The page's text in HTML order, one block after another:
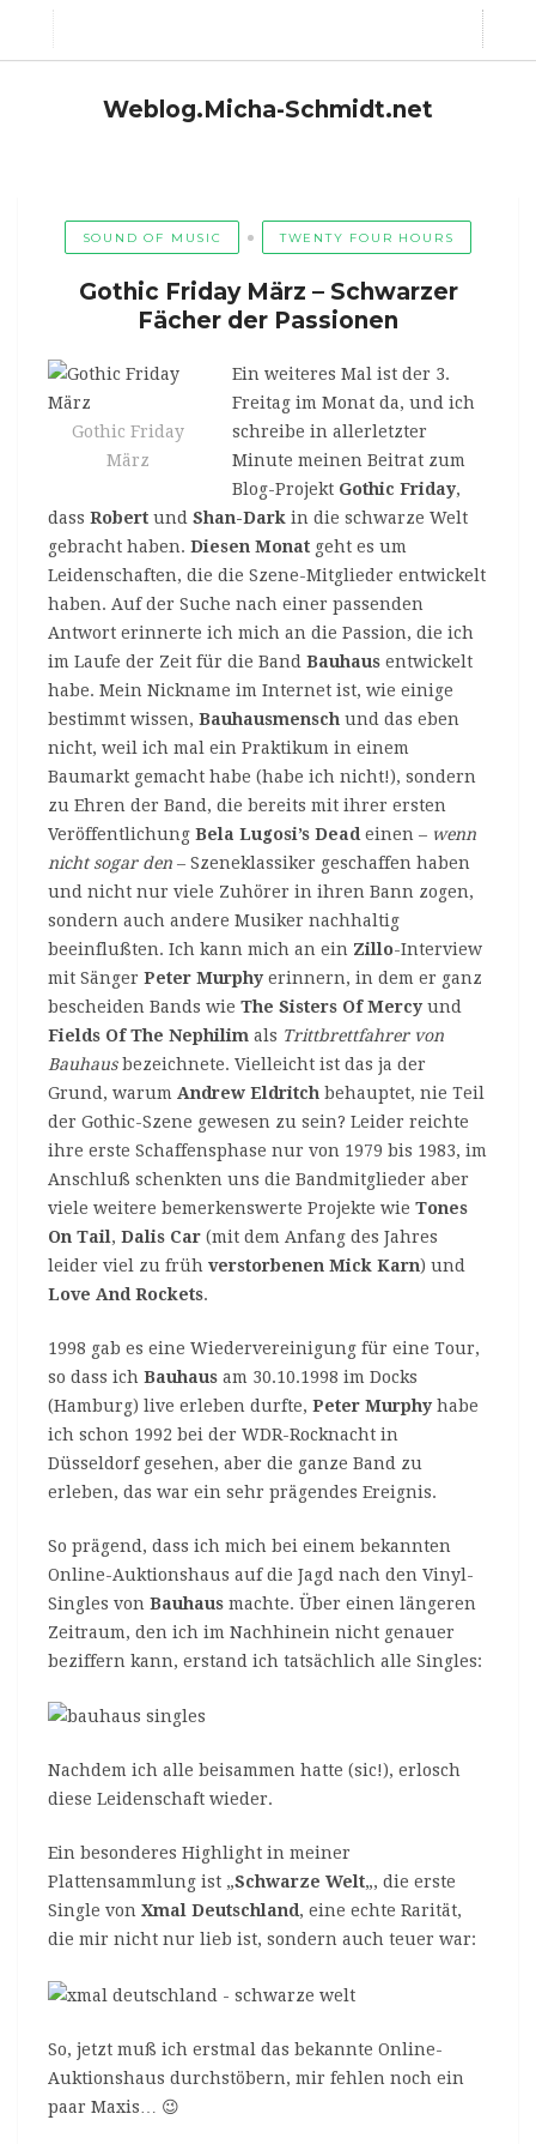
Weblog.Micha-Schmidt.net
SOUND OF MUSIC TWENTY FOUR HOURS
Gothic Friday März – Schwarzer
Fächer der Passionen
Gothic Friday
März
Ein weiteres Mal ist der 3.
Freitag im Monat da, und ich
schreibe in allerletzter
Minute meinen Beitrat zum
Blog-Projekt Gothic Friday,
dass Robert und Shan-Dark in die schwarze Welt
gebracht haben. Diesen Monat geht es um
Leidenschaften, die die Szene-Mitglieder entwickelt
haben. Auf der Suche nach einer passenden
Antwort erinnerte ich mich an die Passion, die ich
im Laufe der Zeit für die Band Bauhaus entwickelt
habe. Mein Nickname im Internet ist, wie einige
bestimmt wissen, Bauhausmensch und das eben
nicht, weil ich mal ein Praktikum in einem
Baumarkt gemacht habe (habe ich nicht!), sondern
zu Ehren der Band, die bereits mit ihrer ersten
Veröffentlichung Bela Lugosi’s Dead einen – wenn
nicht sogar den – Szeneklassiker geschaffen haben
und nicht nur viele Zuhörer in ihren Bann zogen,
sondern auch andere Musiker nachhaltig
beeinflußten. Ich kann mich an ein Zillo-Interview
mit Sänger Peter Murphy erinnern, in dem er ganz
bescheiden Bands wie The Sisters Of Mercy und
Fields Of The Nephilim als Trittbrettfahrer von
Bauhausbezeichnete. Vielleicht ist das ja der
Grund, warum Andrew Eldritch behauptet, nie Teil
der Gothic-Szene gewesen zu sein? Leider reichte
ihre erste Schaffensphase nur von 1979 bis 1983, im
Anschluß schenkten uns die Bandmitglieder aber
viele weitere bemerkenswerte Projekte wie Tones
On Tail , Dalis Car (mit dem Anfang des Jahres
leider viel zu früh verstorbenen Mick Karn) und
Love And Rockets.
1998 gab es eine Wiedervereinigung für eine Tour,
so dass ich Bauhaus am 30.10.1998 im Docks
(Hamburg) live erleben durfte, Peter Murphy habe
ich schon 1992 bei der WDR-Rocknacht in
Düsseldorf gesehen, aber die ganze Band zu
erleben, das war ein sehr prägendes Ereignis.
So prägend, dass ich mich bei einem bekannten
Online-Auktionshaus auf die Jagd nach den Vinyl-
Singles von Bauhaus machte. Über einen längeren
Zeitraum, den ich im Nachhinein nicht genauer
beziffern kann, erstand ich tatsächlich alle Singles:
Nachdem ich alle beisammen hatte (sic!), erlosch
diese Leidenschaft wieder.
Ein besonderes Highlight in meiner
Plattensammlung ist „Schwarze Welt„, die erste
Single von Xmal Deutschland, eine echte Rarität,
die mir nicht nur lieb ist, sondern auch teuer war:
So, jetzt muß ich erstmal das bekannte Online-
Auktionshaus durchstöbern, mir fehlen noch ein
paar Maxis… 😉